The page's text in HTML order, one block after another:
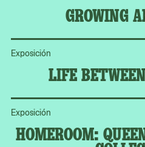
GROWING
Exposición
LIFE
Exposición
HOMEROOM: